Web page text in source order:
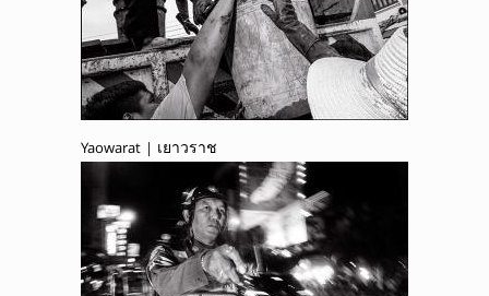
Yaowarat | เยาวราช